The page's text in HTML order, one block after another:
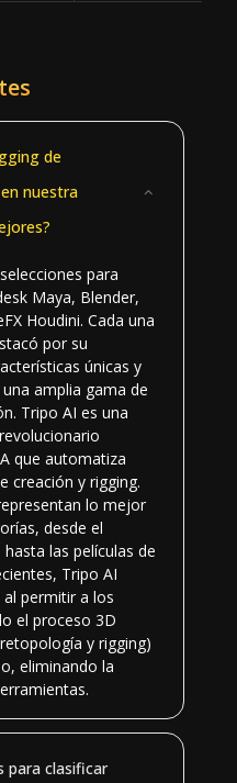
de
nuestra
para
Maya, Blender,
Houdini. Cada una
por su
únicas y
amplia gama de
Tripo AI es una
que automatiza
creación y rigging.
lo mejor
desde el
las películas de
Tripo AI
permitir a los
el proceso 3D
y rigging)
eliminando la
para clasificar